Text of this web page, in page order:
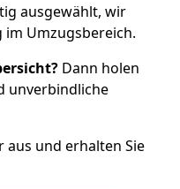
ausgewählt, wir
im Umzugsbereich.
Dann holen
unverbindliche
aus und erhalten Sie